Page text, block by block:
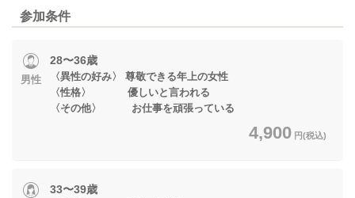
参加条件
男性
28〜36歳
〈異性の好み〉 尊敬できる年上の女性
〈性格〉 優しいと言われる
〈その他〉 お仕事を頑張っている
4,900 円(税込)
33〜39歳